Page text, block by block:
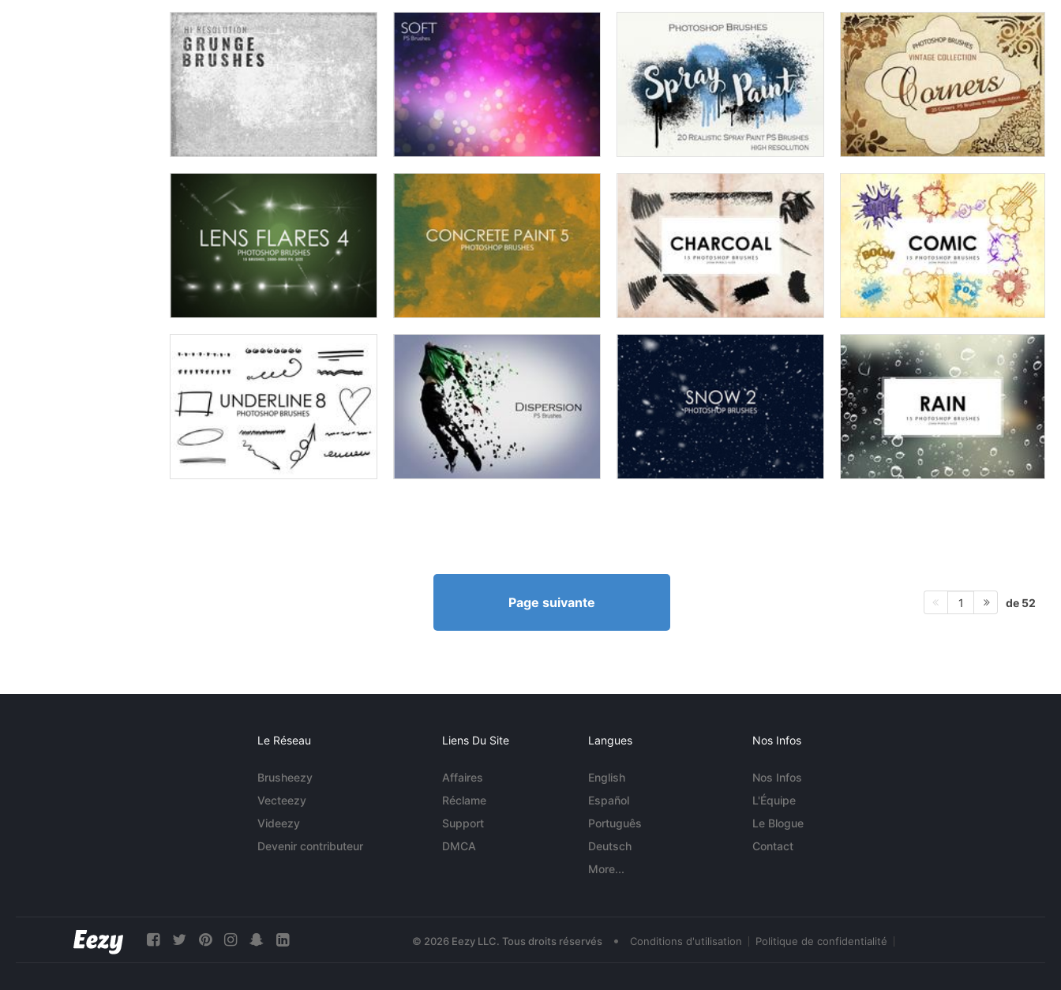
Page suivante 1 de 52
Le Réseau
Brusheezy
Vecteezy
Videezy
Devenir contributeur
Liens Du Site
Affaires
Réclame
Support
DMCA
Langues
English
Español
Português
Deutsch
More...
Nos Infos
Nos Infos
L'Équipe
Le Blogue
Contact
© 2026 Eezy LLC. Tous droits réservés • Conditions d'utilisation Politique de confidentialité